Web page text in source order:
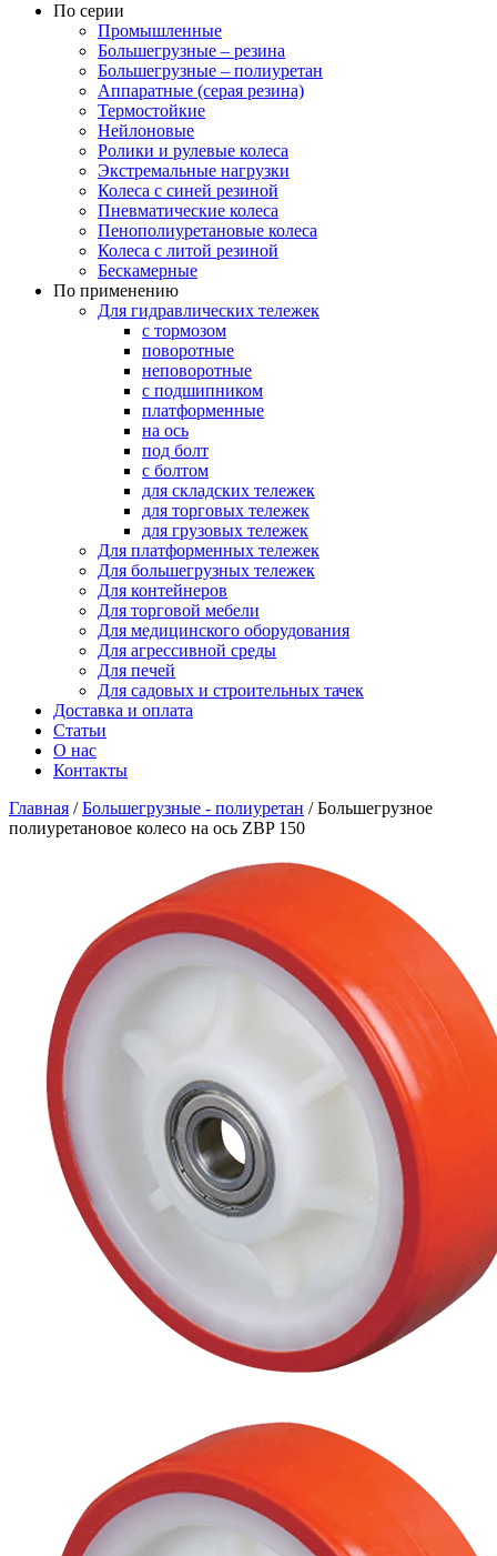
По серии
Промышленные
Большегрузные – резина
Большегрузные – полиуретан
Аппаратные (серая резина)
Термостойкие
Нейлоновые
Ролики и рулевые колеса
Экстремальные нагрузки
Колеса с синей резиной
Пневматические колеса
Пенополиуретановые колеса
Колеса с литой резиной
Бескамерные
По применению
Для гидравлических тележек
с тормозом
поворотные
неповоротные
с подшипником
платформенные
на ось
под болт
с болтом
для складских тележек
для торговых тележек
для грузовых тележек
Для платформенных тележек
Для большегрузных тележек
Для контейнеров
Для торговой мебели
Для медицинского оборудования
Для агрессивной среды
Для печей
Для садовых и строительных тачек
Доставка и оплата
Статьи
О нас
Контакты
Главная /Большегрузные - полиуретан /Большегрузное
полиуретановое колесо на ось ZBP 150